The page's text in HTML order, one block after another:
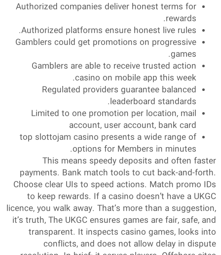
Authorized companies deliver honest terms for
rewards.
Authorized platforms ensure honest live rules.
Gamblers could get promotions on progressive
games.
Gamblers are able to receive trusted action
casino on mobile app this week.
Regulated providers guarantee balanced
leaderboard standards.
Limited to one promotion per location, mail
account, user account, bank card
top slottojam casino presents a wide range of
options for Members in minutes.
This means speedy deposits and often faster
payments. Bank match tools to cut back-and-forth.
Choose clear UIs to speed actions. Match promo IDs
to keep rewards. If a casino doesn’t have a UKGC
licence, you walk away. That’s more than a suggestion,
it’s truth, The UKGC ensures games are fair, safe, and
transparent. It inspects casino games, looks into
conflicts, and does not allow delay in dispute